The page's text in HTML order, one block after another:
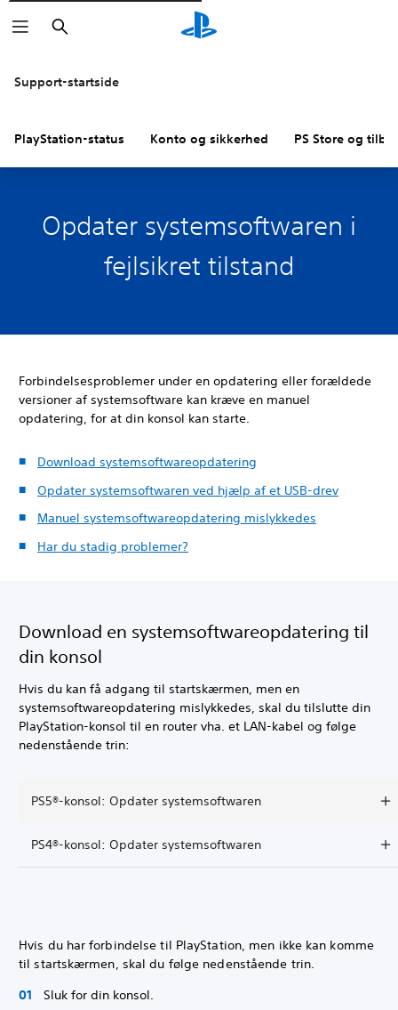
Søg
Support-startside
PlayStation-status Konto og sikkerhed PS Store og
Opdater systemsoftwaren i
fejlsikret tilstand
Forbindelsesproblemer under en opdatering eller forældede
versioner af systemsoftware kan kræve en manuel
opdatering, for at din konsol kan starte.
Download systemsoftwareopdatering
Opdater systemsoftwaren ved hjælp af et USB-drev
Manuel systemsoftwareopdatering mislykkedes
Har du stadig problemer?
Download en systemsoftwareopdatering til
din konsol
Hvis du kan få adgang til startskærmen, men en
systemsoftwareopdatering mislykkedes, skal du tilslutte din
PlayStation-konsol til en router vha. et LAN-kabel og følge
nedenstående trin:
PS5®-konsol: Opdater systemsoftwaren
PS4®-konsol: Opdater systemsoftwaren
Hvis du har forbindelse til PlayStation, men ikke kan komme
til startskærmen, skal du følge nedenstående trin.
Sluk for din konsol.